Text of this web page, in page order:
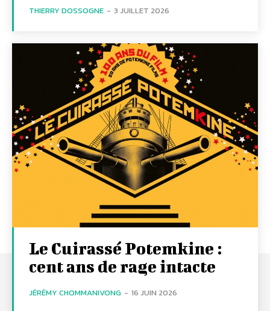
THIERRY DOSSOGNE - 3 JUILLET 2026
Le Cuirassé Potemkine :
cent ans de rage intacte
JÉRÉMY CHOMMANIVONG - 16 JUIN 2026